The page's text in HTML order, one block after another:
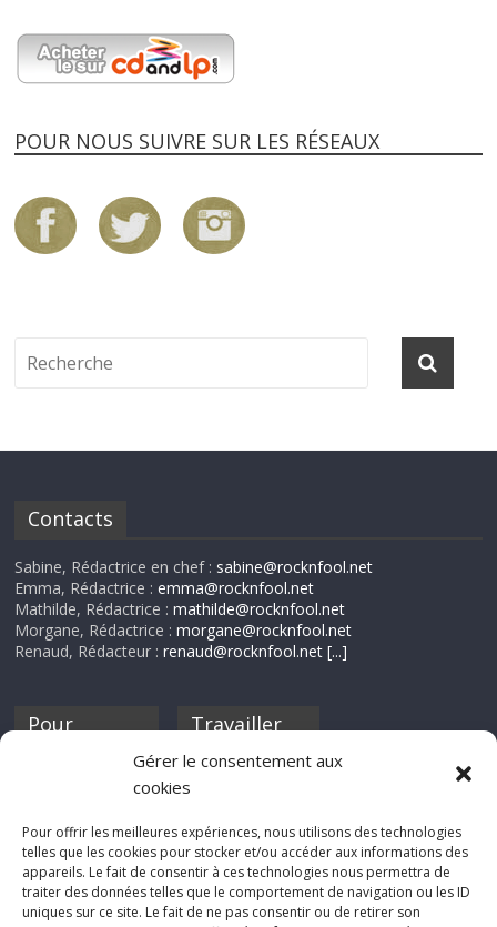
Gérer le consentement aux
cookies
Pour offrir les meilleures expériences, nous utilisons des technologies
telles que les cookies pour stocker et/ou accéder aux informations des
appareils. Le fait de consentir à ces technologies nous permettra de
traiter des données telles que le comportement de navigation ou les ID
uniques sur ce site. Le fait de ne pas consentir ou de retirer son
POUR NOUS SUIVRE SUR LES RÉSEAUX
Contacts
Sabine, Rédactrice en chef : sabine@rocknfool.net
Emma, Rédactrice :emma@rocknfool.net
Mathilde, Rédactrice :mathilde@rocknfool.net
Morgane, Rédactrice :morgane@rocknfool.net
Renaud, Rédacteur :renaud@rocknfool.net [...]
Pour
discothèque
Travailler
Si tu souhaites
Rocknfool, n'hésite
pas à nous envoyer
tes chroniques de
concerts, de films,
séries ou des billets